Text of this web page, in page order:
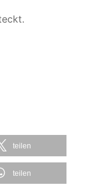
teilen
teilen